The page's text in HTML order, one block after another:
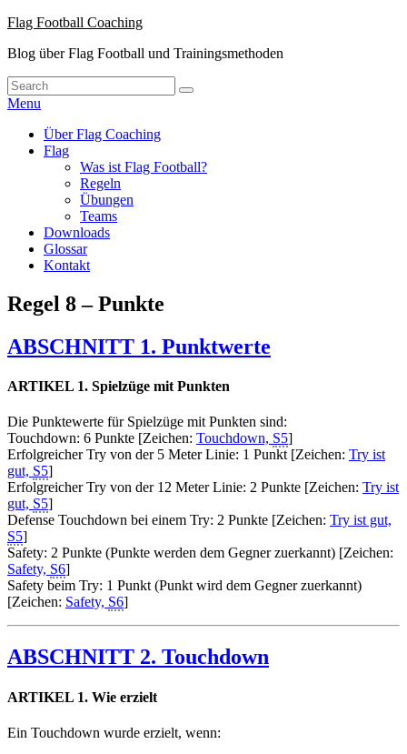
Skip
content
Flag Football Coaching
Blog über Flag Football und Trainingsmethoden
Search
for:
Suche
Menu
Hauptmenü
Über Flag Coaching
Flag
Was ist Flag Football?
Regeln
Übungen
Teams
Downloads
Glossar
Kontakt
Regel 8 – Punkte
ABSCHNITT 1. Punktwerte
ARTIKEL 1. Spielzüge mit Punkten
Die Punktewerte für Spielzüge mit Punkten sind:
Touchdown: 6 Punkte [Zeichen: Touchdown, S5]
Erfolgreicher Try von der 5 Meter Linie: 1 Punkt [Zeichen: Try ist
gut, S5]
Erfolgreicher Try von der 12 Meter Linie: 2 Punkte [Zeichen: Try ist
gut, S5]
Defense Touchdown bei einem Try: 2 Punkte [Zeichen: Try ist gut,
S5]
Safety: 2 Punkte (Punkte werden dem Gegner zuerkannt) [Zeichen:
Safety, S6]
Safety beim Try: 1 Punkt (Punkt wird dem Gegner zuerkannt)
[Zeichen: Safety, S6]
ABSCHNITT 2. Touchdown
ARTIKEL 1. Wie erzielt
Ein Touchdown wurde erzielt, wenn: